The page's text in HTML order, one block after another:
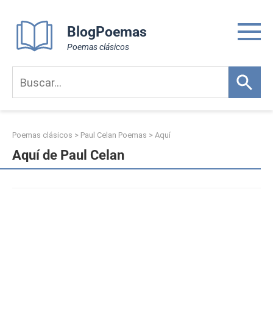
content
BlogPoemas
Poemas clásicos
Poemas clásicos > Paul Celan Poemas > Aquí
Aquí de Paul Celan